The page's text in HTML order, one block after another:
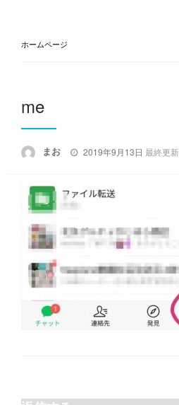
ホームページ
me
まお
投
2019年9月13日 最終更